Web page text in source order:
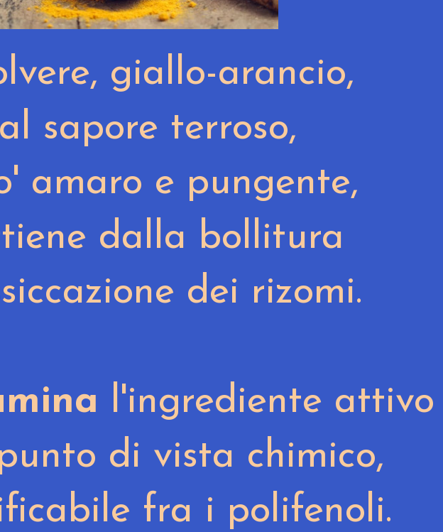
giallo-arancio,
sapore terroso,
amaro e pungente,
dalla bollitura
dei rizomi.
l'ingrediente attivo
di vista chimico,
fra i polifenoli.